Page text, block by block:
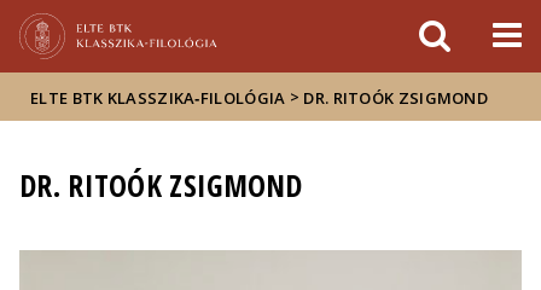
sajtóban
ELTE BTK KLASSZIKA‑FILOLÓGIA > DR. RITOÓK ZSIGMOND
DR. RITOÓK ZSIGMOND